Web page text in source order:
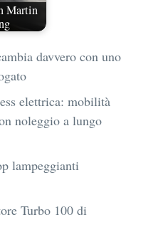
Martin
davvero con uno
elettrica: mobilità
noleggio a lungo
lampeggianti
Turbo 100 di